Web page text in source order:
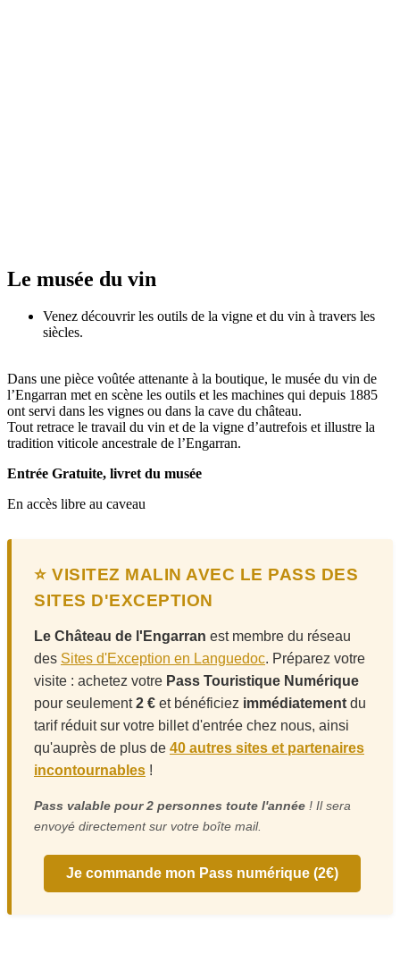
Le musée du vin
Venez découvrir les outils de la vigne et du vin à travers les
siècles.
Dans une pièce voûtée attenante à la boutique, le musée du vin de
l’Engarran met en scène les outils et les machines qui depuis 1885
ont servi dans les vignes ou dans la cave du château.
Tout retrace le travail du vin et de la vigne d’autrefois et illustre la
tradition viticole ancestrale de l’Engarran.
Entrée Gratuite, livret du musée
En accès libre au caveau
⭐ VISITEZ MALIN AVEC LE PASS DES
SITES D'EXCEPTION
Le Château de l'Engarran est membre du réseau
des Sites d'Exception en Languedoc. Préparez votre
visite : achetez votre Pass Touristique Numérique
pour seulement2 € et bénéficiez immédiatement du
tarif réduit sur votre billet d'entrée chez nous, ainsi
qu'auprès de plus de 40 autres sites et partenaires
incontournables !
Pass valable pour 2 personnes toute l'année ! Il sera
envoyé directement sur votre boîte mail.
Je commande mon Pass numérique (2€)